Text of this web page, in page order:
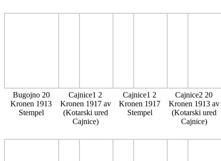
Bugojno 20
Kronen 1913
Stempel
Cajnice1 2
Kronen 1917 av
(Kotarski ured
Cajnice)
Cajnice1 2
Kronen 1917
Stempel
Cajnice2 20
Kronen 1913 av
(Kotarski ured
Cajnice)